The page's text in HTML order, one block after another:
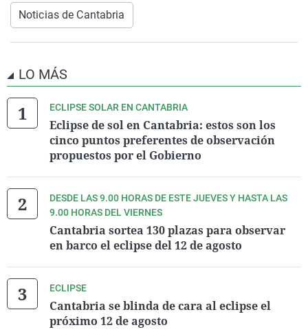
Noticias de Cantabria
LO MÁS
ECLIPSE SOLAR EN CANTABRIA
Eclipse de sol en Cantabria: estos son los
cinco puntos preferentes de observación
propuestos por el Gobierno
DESDE LAS 9.00 HORAS DE ESTE JUEVES Y HASTA LAS
9.00 HORAS DEL VIERNES
Cantabria sortea 130 plazas para observar
en barco el eclipse del 12 de agosto
ECLIPSE
Cantabria se blinda de cara al eclipse el
próximo 12 de agosto